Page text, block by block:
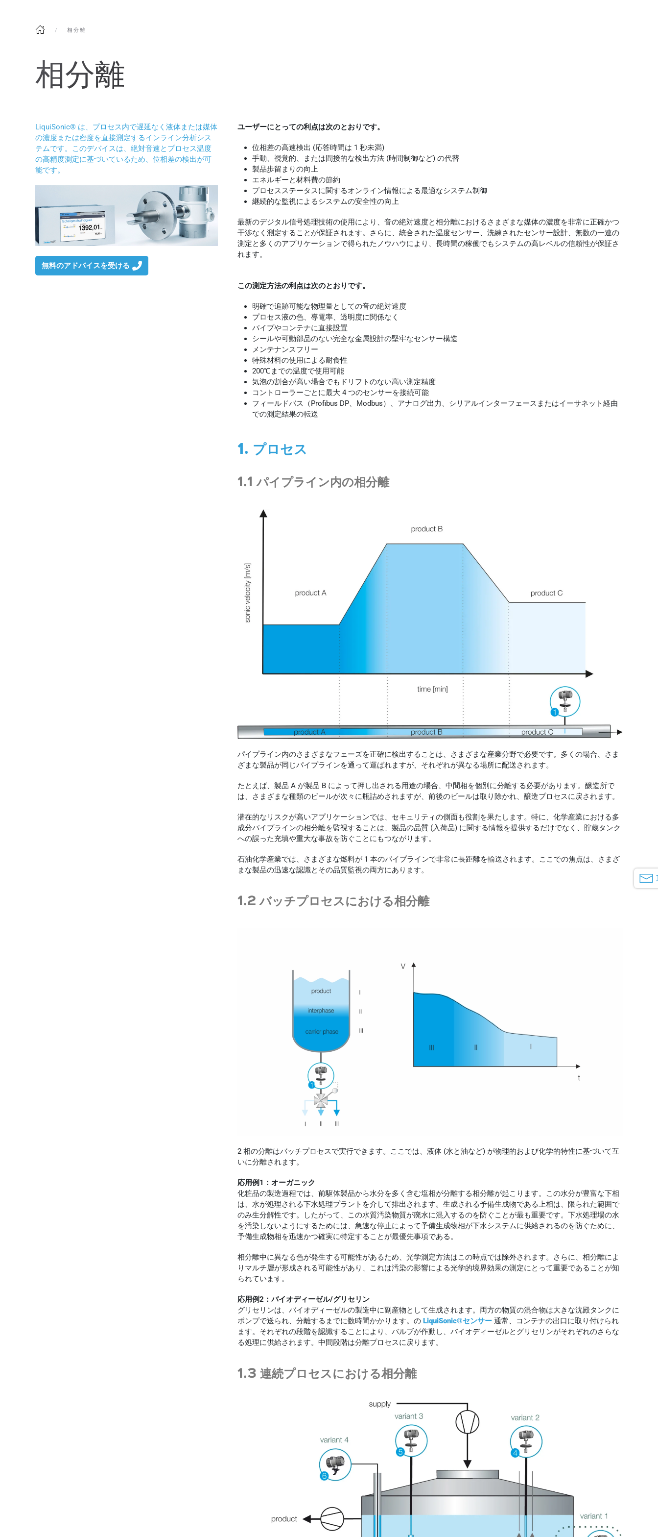
相分離
相分離
ユーザーにとっての利点は次のとおりです。
位相差の高速検出 (応答時間は 1 秒未満)
手動、視覚的、または間接的な検出方法 (時間制御など) の代替
製品歩留まりの向上
エネルギーと材料費の節約
プロセスステータスに関するオンライン情報による最適なシステム制御
継続的な監視によるシステムの安全性の向上
最新のデジタル信号処理技術の使用により、音の絶対速度と相分離におけるさまざまな媒体の濃度を非常に正確かつ
干渉なく測定することが保証されます。さらに、統合された温度センサー、洗練されたセンサー設計、無数の一連の
測定と多くのアプリケーションで得られたノウハウにより、長時間の稼働でもシステムの高レベルの信頼性が保証さ
れます。
この測定方法の利点は次のとおりです。
明確で追跡可能な物理量としての音の絶対速度
プロセス液の色、導電率、透明度に関係なく
パイプやコンテナに直接設置
シールや可動部品のない完全な金属設計の堅牢なセンサー構造
メンテナンスフリー
特殊材料の使用による耐食性
200℃までの温度で使用可能
気泡の割合が高い場合でもドリフトのない高い測定精度
コントローラーごとに最大 4 つのセンサーを接続可能
フィールドバス（Profibus DP、Modbus）、アナログ出力、シリアルインターフェースまたはイーサネット経由
での測定結果の転送
1. プロセス
1.1 パイプライン内の相分離
パイプライン内のさまざまなフェーズを正確に検出することは、さまざまな産業分野で必要です。多くの場合、さま
ざまな製品が同じパイプラインを通って運ばれますが、それぞれが異なる場所に配送されます。
たとえば、製品 A が製品 B によって押し出される用途の場合、中間相を個別に分離する必要があります。醸造所で
は、さまざまな種類のビールが次々に瓶詰めされますが、前後のビールは取り除かれ、醸造プロセスに戻されます。
潜在的なリスクが高いアプリケーションでは、セキュリティの側面も役割を果たします。特に、化学産業における多
成分パイプラインの相分離を監視することは、製品の品質 (入荷品) に関する情報を提供するだけでなく、貯蔵タンク
への誤った充填や重大な事故を防ぐことにもつながります。
石油化学産業では、さまざまな燃料が 1 本のパイプラインで非常に長距離を輸送されます。ここでの焦点は、さまざ
まな製品の迅速な認識とその品質監視の両方にあります。
1.2 バッチプロセスにおける相分離
2 相の分離はバッチプロセスで実行できます。ここでは、液体 (水と油など) が物理的および化学的特性に基づいて互
いに分離されます。
応用例1：オーガニック
化粧品の製造過程では、前駆体製品から水分を多く含む塩相が分離する相分離が起こります。この水分が豊富な下相
は、水が処理される下水処理プラントを介して排出されます。生成される予備生成物である上相は、限られた範囲で
のみ生分解性です。したがって、この水質汚染物質が廃水に混入するのを防ぐことが最も重要です。下水処理場の水
を汚染しないようにするためには、急速な停止によって予備生成物相が下水システムに供給されるのを防ぐために、
予備生成物相を迅速かつ確実に特定することが最優先事項である。
相分離中に異なる色が発生する可能性があるため、光学測定方法はこの時点では除外されます。さらに、相分離によ
りマルチ層が形成される可能性があり、これは汚染の影響による光学的境界効果の測定にとって重要であることが知
られています。
応用例2：バイオディーゼル/グリセリン
グリセリンは、バイオディーゼルの製造中に副産物として生成されます。両方の物質の混合物は大きな沈殿タンクに
ポンプで送られ、分離するまでに数時間かかります。のLiquiSonic®センサー 通常、コンテナの出口に取り付けられ
ます。それぞれの段階を認識することにより、バルブが作動し、バイオディーゼルとグリセリンがそれぞれのさらな
る処理に供給されます。中間段階は分離プロセスに戻ります。
1.3 連続プロセスにおける相分離
LiquiSonic® は、プロセス内で遅延なく液体または媒体
の濃度または密度を直接測定するインライン分析シス
テムです。このデバイスは、絶対音速とプロセス温度
の高精度測定に基づいているため、位相差の検出が可
能です。
無料のアドバイスを受ける